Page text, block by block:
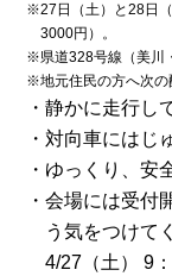
※27日（土）と28日
3000円）。
※県道328号線（美川
※地元住民の方へ次の
・静かに走行し
・対向車にはじ
・ゆっくり、安
・会場には受付
う気をつけて
4/27（土） 9